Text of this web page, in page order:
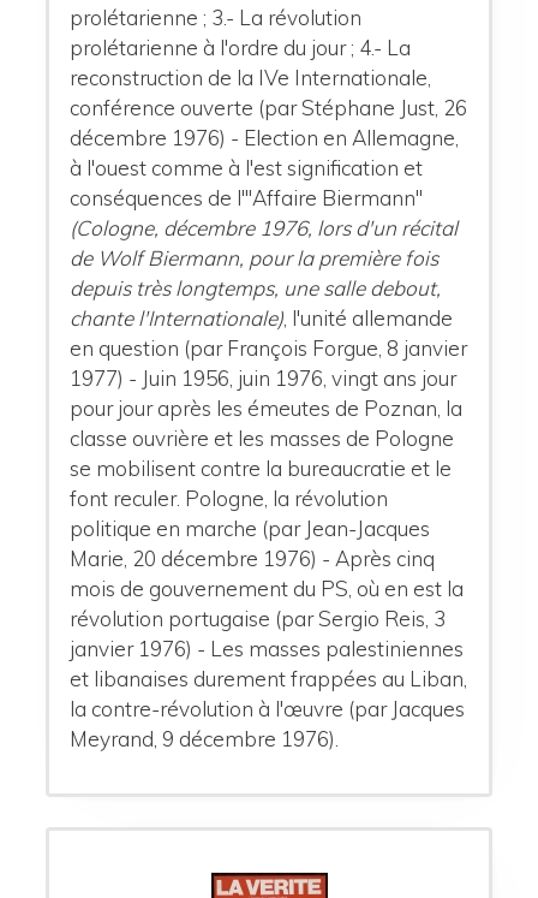
prolétarienne ; 3.- La révolution
prolétarienne à l'ordre du jour ; 4.- La
reconstruction de la IVe Internationale,
conférence ouverte (par Stéphane Just, 26
décembre 1976) - Election en Allemagne,
à l'ouest comme à l'est signification et
conséquences de l'"Affaire Biermann"
(Cologne, décembre 1976, lors d'un récital
de Wolf Biermann, pour la première fois
depuis très longtemps, une salle debout,
chante l'Internationale) , l'unité allemande
en question (par François Forgue, 8 janvier
1977) - Juin 1956, juin 1976, vingt ans jour
pour jour après les émeutes de Poznan, la
classe ouvrière et les masses de Pologne
se mobilisent contre la bureaucratie et le
font reculer. Pologne, la révolution
politique en marche (par Jean-Jacques
Marie, 20 décembre 1976) - Après cinq
mois de gouvernement du PS, où en est la
révolution portugaise (par Sergio Reis, 3
janvier 1976) - Les masses palestiniennes
et libanaises durement frappées au Liban,
la contre-révolution à l'œuvre (par Jacques
Meyrand, 9 décembre 1976).